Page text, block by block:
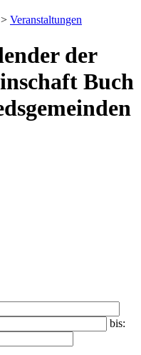
> Veranstaltungen
der
Buch
bis: